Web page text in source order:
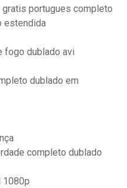
gratis portugues completo
estendida
fogo dublado avi
dublado em
completo dublado
1080p